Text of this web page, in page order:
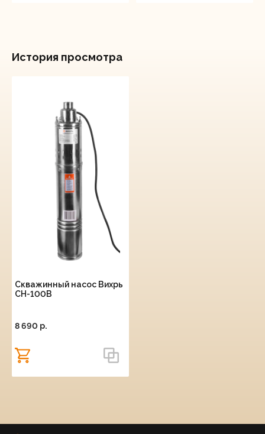
История просмотра
Скважинный насос Вихрь
СН-100В
8 690 p.